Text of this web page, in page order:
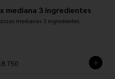
mediana 3 ingredientes
medianas 3 ingredientes